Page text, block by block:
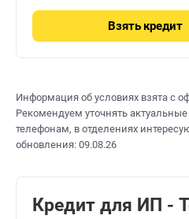
Взять кредит
Информация об условиях взята с
Рекомендуем уточнять
телефонам, в отделениях
обновления: 09.08.26
Кредит для ИП -